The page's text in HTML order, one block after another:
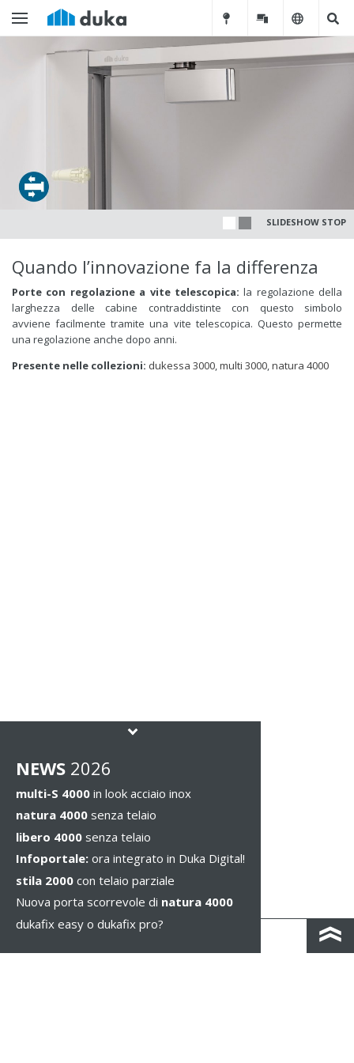
SLIDESHOW STOP
Quando l’innovazione fa la differenza
Porte con regolazione a vite telescopica:la regolazione della
larghezza delle cabine contraddistinte con questo simbolo
avviene facilmente tramite una vite telescopica. Questo permette
una regolazione anche dopo anni.
Presente nelle collezioni: dukessa 3000,multi 3000,natura 4000
NEWS 2026
multi-S 4000 in look acciaio inox
natura 4000 senza telaio
libero 4000 senza telaio
Infoportale: ora integrato in Duka Digital!
stila 2000 con telaio parziale
Nuova porta scorrevole di natura 4000
dukafix easy o dukafix pro?